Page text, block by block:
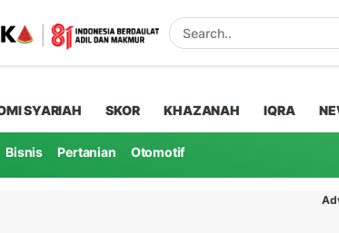
SYARIAH SKOR KHAZANAH IQRA
Bisnis Pertanian Otomotif